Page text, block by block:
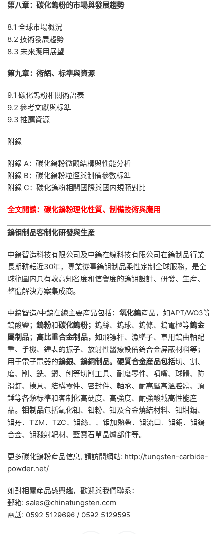
第八章：碳化鎢粉的市場與發展趨勢
8.1 全球市場概況
8.2 技術發展趨勢
8.3 未來應用展望
第九章：術語、标準與資源
9.1 碳化鎢粉相關術語表
9.2 參考文獻與标準
9.3 推薦資源
附錄
附錄 A：碳化鎢粉微觀結構與性能分析
附錄 B：碳化鎢粉粒徑與制備參數标準
附錄 C：碳化鎢粉相關國際與國内規範對比
全文閱讀： 碳化鎢粉理化性質、制備技術與應用
鎢钼制品客制化研發與生産
中鎢智造科技有限公司及中鎢在線科技有限公司在鎢制品行業
長期耕耘近30年，專業從事鎢钼制品柔性定制全球服務，是全
球範圍内具有較高知名度和信譽度的鎢钼設計、研發、生産、
整體解決方案集成商。
中鎢智造/中鎢在線主要産品包括： 氧化鎢産品，如APT/WO3等
鎢酸鹽； 鎢粉和碳化鎢粉； 鎢絲、鎢球、鎢條、鎢電極等鎢金
屬制品； 高比重合金制品，如飛镖杆、漁墜子、車用鎢曲軸配
重、手機、鍾表的振子、放射性醫療設備鎢合金屏蔽材料等；
用于電子電器的鎢銀、鎢銅制品。硬質合金産品包括切、割、
磨、削、銑、鑽、刨等切削工具、耐磨零件、噴嘴、球體、防
滑釘、模具、結構零件、密封件、軸承、耐高壓高溫腔體、頂
錘等各類标準和客制化高硬度、高強度、耐強酸堿高性能産
品。 钼制品包括氧化钼、钼粉、钼及合金燒結材料、钼坩鍋、
钼舟、TZM、TZC、钼絲、、钼加熱帶、钼流口、钼銅、钼鎢
合金、钼濺射靶材、藍寶石單晶爐部件等。
更多碳化鎢粉産品信息, 請訪問網站: http://tungsten-carbide-
powder.net/
如對相關産品感興趣，歡迎與我們聯系：
郵箱: sales@chinatungsten.com
電話: 0592 5129696 / 0592 5129595